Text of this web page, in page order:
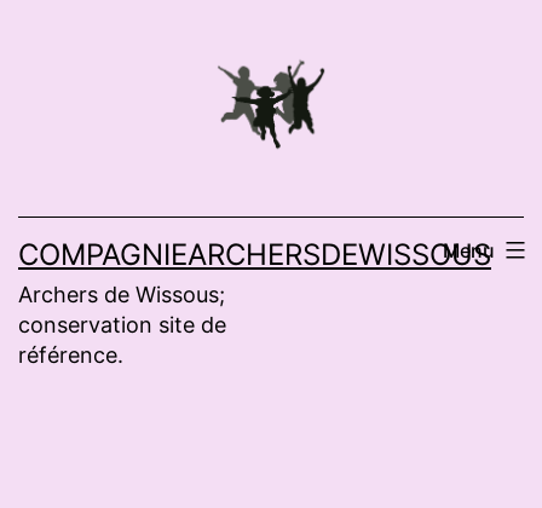
COMPAGNIEARCHERSDEWISSOUS
Archers de Wissous;
conservation site de
référence.
Menu